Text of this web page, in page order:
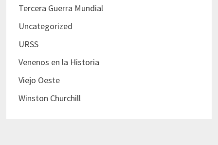
Tercera Guerra Mundial
Uncategorized
URSS
Venenos en la Historia
Viejo Oeste
Winston Churchill